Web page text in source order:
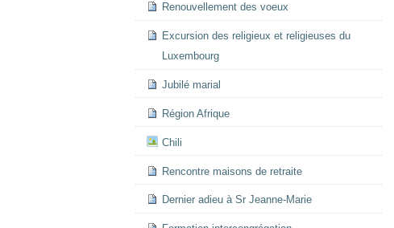
Renouvellement des voeux
Excursion des religieux et religieuses du
Luxembourg
Jubilé marial
Région Afrique
Chili
Rencontre maisons de retraite
Dernier adieu à Sr Jeanne-Marie